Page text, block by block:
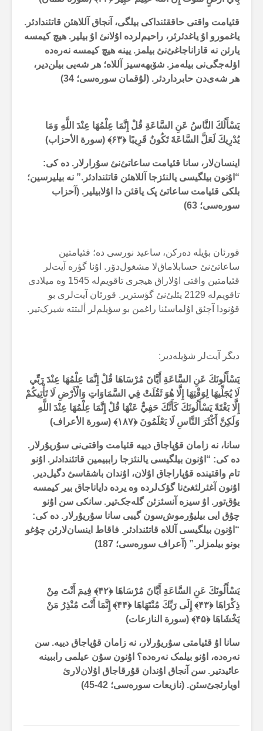
قئیامت واقتی حاققئنداکی بیلگی، آنجاق آللاهئن قاتئندادئر.
یاغمورو اۇ یاغدئرئر، راحیم‌لردە اۇلانئ اۇ بیلیر. هیچ کیمسە
یارئن نە قازاناجاغئ‌نئ بیلمز. یینە هیچ کیمسە نەرەدە
اؤلەجگی‌نی بیلەمز. شۆبهەسیز آللاە؛ هر شەیی بیلن‌دیر،
هر شەی‌دن حابرداردئر. (لۇقمان سورەسی؛ 34
)
يَسْأَلُكَ النَّاسُ عَنِ السَّاعَةِ قُلْ إِنَّمَا عِلْمُهَا عِنْدَ اللَّهِ وَمَا
يُدْرِيكَ لَعَلَّ السَّاعَةَ تَكُونُ قَرِيبًا ﴿۶۳﴾ (سورة الأحزاب)
اینسان‌لار، سانا قئیامت ساعاتئ‌نئ سۇرارلار. دە کی:
“اۇنون بیلگیسی یالنئزجا آللاهئن قاتئندادئر.” نە بیلیرسین؛
بلکی قئیامت ساعاتئ پک یاقئن دا اۇلابیلیر. (آحزاب
سورەسی؛ 63
)
قورئان بؤیلە دەرکن، ساعید نورسی دە؛ قئیامتین
ساعاتئ‌نئ حسابلاماق‌لا مشغول‌دۆر. اۇنا گؤرە آیت‌لر
قئیامتین واقتی اۇلاراق هیجری تاقویم‌لە 1545 وە میلادی
تاقویم‌لە 2129 یئلئ‌نئ گؤستریر. قورئان آیت‌لری بو
قۇنودا آچئق اۇلماسئنا راغمن بو سؤیلم‌لر ألبتتە شیرک‌تیر.
دیگر آیت‌لر شؤیلەدیر:
يَسْأَلُونَكَ عَنِ السَّاعَةِ أَيَّانَ مُرْسَاهَا قُلْ إِنَّمَا عِلْمُهَا عِنْدَ رَبِّي
لَا يُجَلِّيهَا لِوَقْتِهَا إِلَّا هُوَ ثَقُلَتْ فِي السَّمَاوَاتِ وَالْأَرْضِ لَا تَأْتِيكُمْ
إِلَّا بَغْتَةً يَسْأَلُونَكَ كَأَنَّكَ حَفِيٌّ عَنْهَا قُلْ إِنَّمَا عِلْمُهَا عِنْدَ اللَّهِ
وَلَكِنَّ أَكْثَرَ النَّاسِ لَا يَعْلَمُونَ ﴿۱۸۷﴾ (سورة الأعراف)
سانا، نە زامان قۇپاجاق دییە قئیامت واقتی‌نی سۇریۇرلار.
دە کی: “اۇنون بیلگیسی یالنئزجا راببیمین قاتئندادئر. اۇنو
تام واقتیندە قۇپاراجاق اۇلان، اۇندان باشقاسئ دگیل‌دیر.
اۇنون آغئرلئغئ‌نا گؤک‌لردە وە یردە دایاناجاق بیر کیمسە
یۇق‌تور. اۇ سیزە آنسئزئن گلەجک‌تیر. سانکی سن اۇنو
چۇق ایی بیلیۇرموش‌سون گیبی سانا سۇریۇرلار. دە کی:
“اۇنون بیلگیسی آللاە قاتئندادئر. فاقاط اینسان‌لارئن چۇغو
بونو بیلمزلر.” (آعراف سورەسی؛ 187
)
يَسْأَلُونَكَ عَنِ السَّاعَةِ أَيَّانَ مُرْسَاهَا ﴿۴۲﴾ فِيمَ أَنْتَ مِنْ
ذِكْرَاهَا ﴿۴۳﴾ إِلَى رَبِّكَ مُنْتَهَاهَا ﴿۴۴﴾ إِنَّمَا أَنْتَ مُنْذِرُ مَنْ
يَخْشَاهَا ﴿۴۵﴾ (سورة النازعات)
سانا اۇ قئیامتی سۇریۇرلار، نە زامان قۇپاجاق دییە. سن
نەرەدە، اۇنو بیلمک نەرەدە؟ اۇنون سۇن عیلمی راببینە
عائیدتیر. سن آنجاق اۇندان قۇرقاجاق اۇلان‌لارئ
اویارئجئ‌سئن. (نازیعات سورەسی؛ 42-45
)